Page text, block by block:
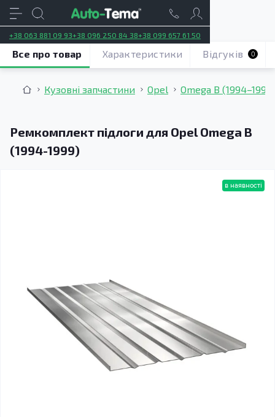
+38 063 881 09 93+38 096 250 84 38+38 099 657 61 50
Кузовні запчастини Opel Omega B (1994–1999)
Ремкомплект підлоги для Opel Omega B
(1994-1999)
Все про товар Характеристики Відгуків 0
в наявності